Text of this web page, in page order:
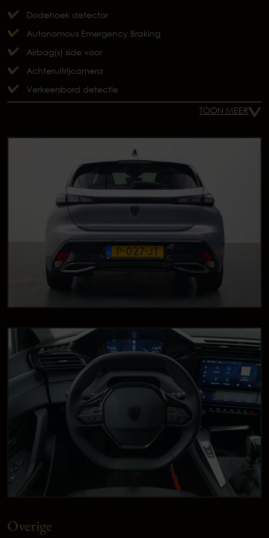
Dodehoek detector
Autonomous Emergency Braking
Airbag(s) side voor
Achteruitrijcamera
Verkeersbord detectie
TOON MEER
Overige